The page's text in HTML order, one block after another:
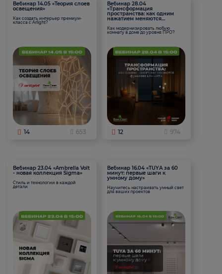
Вебинар 14.05 «Теория слоев
освещения»
Как создать интерьер премиум-
класса с Arlight?
14 653
Вебинар 28.04
«Трансформация
пространства: как одним
нажатием меняются
Как модернизировать любую
комнату в доме до уровня ПРО?
12 974
Вебинар 23.04 «Ambrella Volt
- новая коллекция Sigma»
Стиль и технологии в каждой
детали
Вебинар 16.04 «TUYA за 60
минут: первые шаги к
умному дому»
Научитесь настраивать умный свет
для ваших проектов